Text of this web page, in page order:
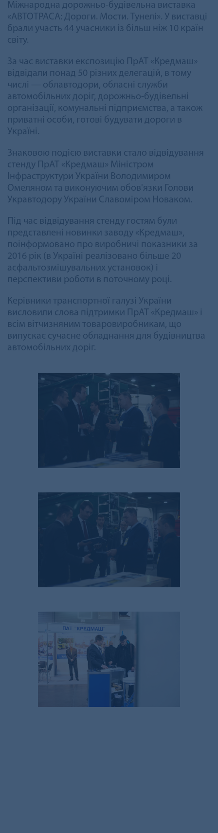
Міжнародна дорожньо-будівельна виставка
«АВТОТРАСА: Дороги. Мости. Тунелі». У виставці
брали участь 44 учасники із більш ніж 10 країн
світу.
За час виставки експозицію ПрАТ «Кредмаш»
відвідали понад 50 різних делегацій, в тому
числі — облавтодори, обласні служби
автомобільних доріг, дорожньо-будівельні
організації, комунальні підприємства, а також
приватні особи, готові будувати дороги в
Україні.
Знаковою подією виставки стало відвідування
стенду ПрАТ «Кредмаш» Міністром
Інфраструктури України Володимиром
Омеляном та виконуючим обов'язки Голови
Укравтодору України Славоміром Новаком.
Під час відвідування стенду гостям були
представлені новинки заводу «Кредмаш»,
поінформовано про виробничі показники за
2016 рік (в Україні реалізовано більше 20
асфальтозмішувальних установок) і
перспективи роботи в поточному році.
Керівники транспортної галузі України
висловили слова підтримки ПрАТ «Кредмаш» і
всім вітчизняним товаровиробникам, що
випускає сучасне обладнання для будівництва
автомобільних доріг.